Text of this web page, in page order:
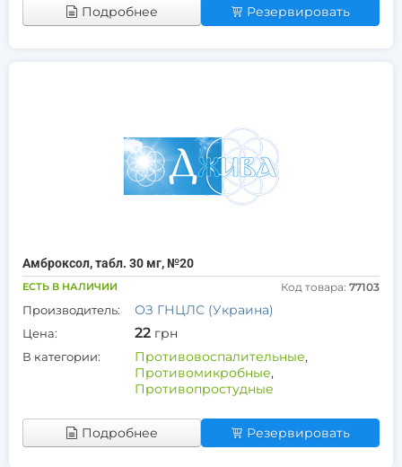
Подробнее Резервировать
Амброксол, табл. 30 мг, №20
ЕСТЬ В НАЛИЧИИ Код товара: 77103
Производитель: ОЗ ГНЦЛС (Украина)
Цена: 22 грн
В категории: Противовоспалительные,
Противомикробные,
Противопростудные
Подробнее Резервировать